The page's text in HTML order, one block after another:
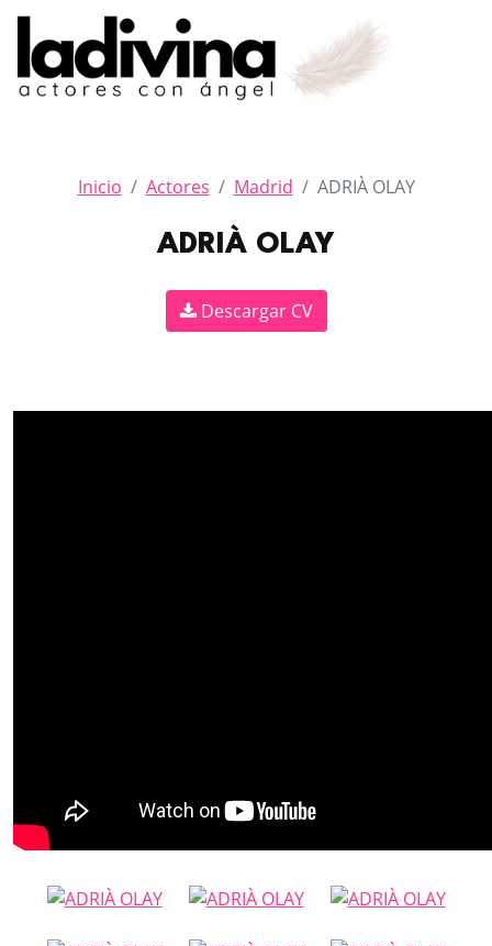
Inicio Actores Madrid ADRIÀ OLAY
ADRIÀ OLAY
Descargar CV